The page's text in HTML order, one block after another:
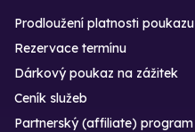
Prodloužení platnosti poukazu
Rezervace termínu
Dárkový poukaz na zážitek
Ceník služeb
Partnerský (affiliate) program